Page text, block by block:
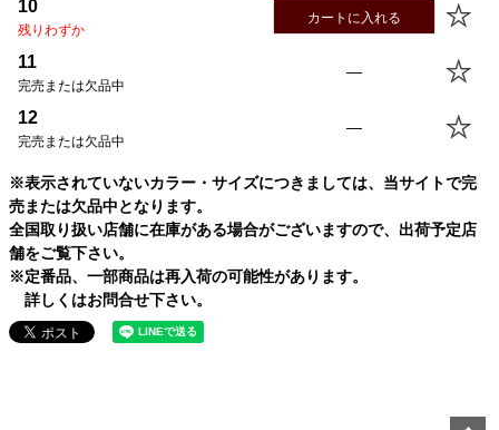
10
残りわずか
カートに入れる
11
完売または欠品中
—
12
完売または欠品中
—
※表示されていないカラー・サイズにつきましては、当サイトで完
売または欠品中となります。
全国取り扱い店舗に在庫がある場合がございますので、出荷予定店
舗をご覧下さい。
※定番品、一部商品は再入荷の可能性があります。
詳しくはお問合せ下さい。